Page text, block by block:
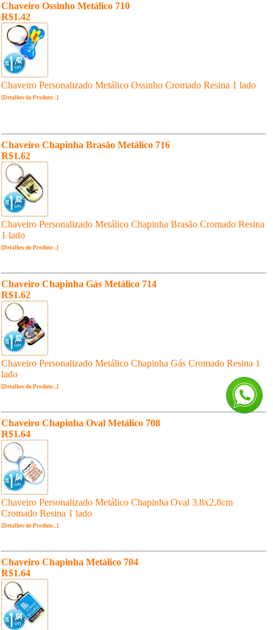
Chaveiro Ossinho Metálico 710
R$1.42
Chaveiro Personalizado Metálico Ossinho Cromado Resina 1 lado
[Detalhes do Produto...]
Chaveiro Chapinha Brasão Metálico 716
R$1.62
Chaveiro Personalizado Metálico Chapinha Brasão Cromado Resina
1 lado
[Detalhes do Produto...]
Chaveiro Chapinha Gás Metálico 714
R$1.62
Chaveiro Personalizado Metálico Chapinha Gás Cromado Resina 1
lado
[Detalhes do Produto...]
Chaveiro Chapinha Oval Metálico 708
R$1.64
Chaveiro Personalizado Metálico Chapinha Oval 3,8x2,8cm
Cromado Resina 1 lado
[Detalhes do Produto...]
Chaveiro Chapinha Metálico 704
R$1.64